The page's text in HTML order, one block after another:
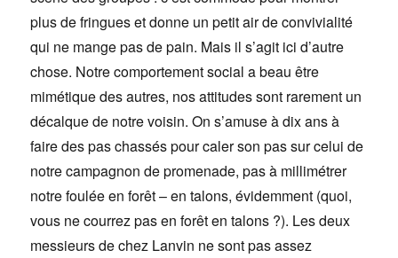
plus de fringues et donne un petit air de convivialité
qui ne mange pas de pain. Mais il s’agit ici d’autre
chose. Notre comportement social a beau être
mimétique des autres, nos attitudes sont rarement un
décalque de notre voisin. On s’amuse à dix ans à
faire des pas chassés pour caler son pas sur celui de
notre campagnon de promenade, pas à millimétrer
notre foulée en forêt – en talons, évidemment (quoi,
vous ne courrez pas en forêt en talons ?). Les deux
messieurs de chez Lanvin ne sont pas assez